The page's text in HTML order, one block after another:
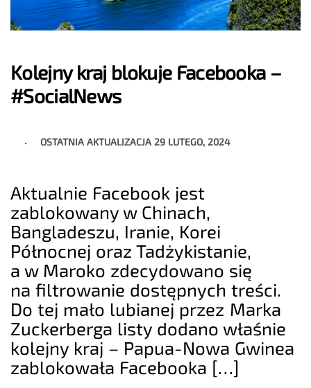
Kolejny kraj blokuje Facebooka –
#SocialNews
OSTATNIA AKTUALIZACJA 29 LUTEGO, 2024
Aktualnie Facebook jest
zablokowany w Chinach,
Bangladeszu, Iranie, Korei
Północnej oraz Tadżykistanie,
a w Maroko zdecydowano się
na filtrowanie dostępnych treści.
Do tej mało lubianej przez Marka
Zuckerberga listy dodano właśnie
kolejny kraj – Papua-Nowa Gwinea
zablokowała Facebooka […]